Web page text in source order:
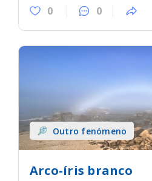
0 0
Outro fenómeno
Arco-íris branco